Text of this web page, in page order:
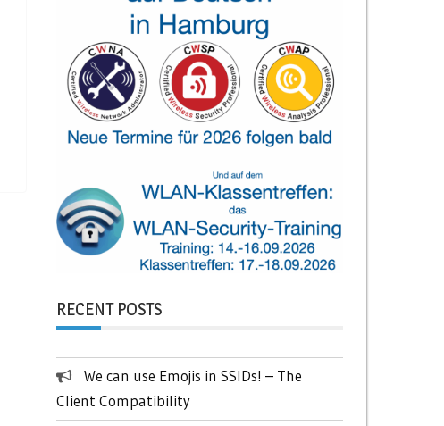
RECENT POSTS
We can use Emojis in SSIDs! – The
Client Compatibility